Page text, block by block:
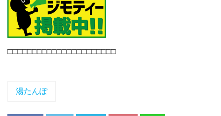
□□□□□□□□□□□□□□□□□□□□□□
湯たんぽ